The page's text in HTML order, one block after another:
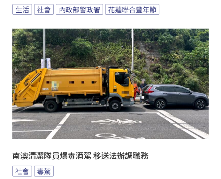
生活 社會 內政部警政署 花蓮聯合豐年節
南澳清潔隊員爆毒酒駕 移送法辦調職務
社會 毒駕